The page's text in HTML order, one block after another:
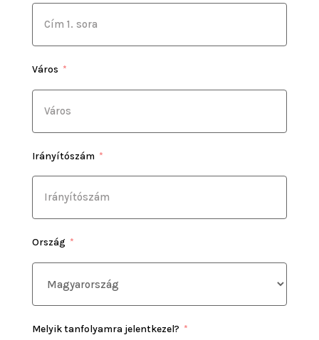
Város
Irányítószám
Ország
Melyik tanfolyamra jelentkezel?